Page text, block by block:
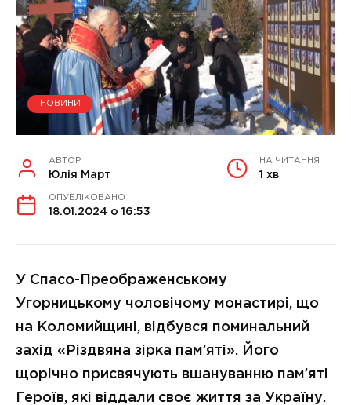
НОВИНИ
АВТОР
Юлія Март
НА ЧИТАННЯ
1 хв
ОПУБЛІКОВАНО
18.01.2024 о 16:53
У Спасо-Преображенському
Угорницькому чоловічому монастирі, що
на Коломийщині, відбувся поминальний
захід «Різдвяна зірка пам’яті». Його
щорічно присвячують вшануванню пам’яті
Героїв, які віддали своє життя за Україну.